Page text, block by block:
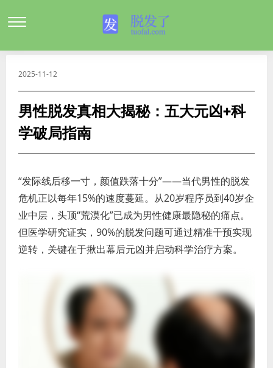
2025-11-12
男性脱发真相大揭秘：五大元凶+科
学破局指南
“发际线后移一寸，颜值跌落十分”——当代男性的脱发
危机正以每年15%的速度蔓延。从20岁程序员到40岁企
业中层，头顶“荒漠化”已成为男性健康最隐秘的痛点。
但医学研究证实，90%的脱发问题可通过精准干预实现
逆转，关键在于揪出幕后元凶并启动科学治疗方案。